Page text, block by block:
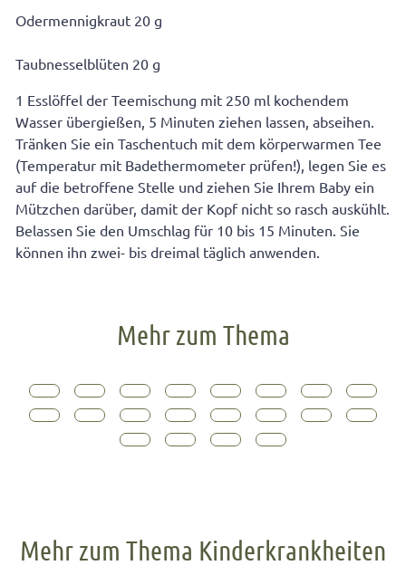
Odermennigkraut 20 g
Taubnesselblüten 20 g
1 Esslöffel der Teemischung mit 250 ml kochendem
Wasser übergießen, 5 Minuten ziehen lassen, abseihen.
Tränken Sie ein Taschentuch mit dem körperwarmen Tee
(Temperatur mit Badethermometer prüfen!), legen Sie es
auf die betroffene Stelle und ziehen Sie Ihrem Baby ein
Mützchen darüber, damit der Kopf nicht so rasch auskühlt.
Belassen Sie den Umschlag für 10 bis 15 Minuten. Sie
können ihn zwei- bis dreimal täglich anwenden.
Mehr zum Thema
Mehr zum Thema Kinderkrankheiten